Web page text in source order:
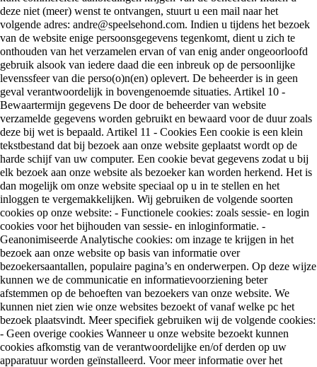
deze niet (meer) wenst te ontvangen, stuurt u een mail naar het
volgende adres: andre@speelsehond.com. Indien u tijdens het bezoek
van de website enige persoonsgegevens tegenkomt, dient u zich te
onthouden van het verzamelen ervan of van enig ander ongeoorloofd
gebruik alsook van iedere daad die een inbreuk op de persoonlijke
levenssfeer van die perso(o)n(en) oplevert. De beheerder is in geen
geval verantwoordelijk in bovengenoemde situaties. Artikel 10 -
Bewaartermijn gegevens De door de beheerder van website
verzamelde gegevens worden gebruikt en bewaard voor de duur zoals
deze bij wet is bepaald. Artikel 11 - Cookies Een cookie is een klein
tekstbestand dat bij bezoek aan onze website geplaatst wordt op de
harde schijf van uw computer. Een cookie bevat gegevens zodat u bij
elk bezoek aan onze website als bezoeker kan worden herkend. Het is
dan mogelijk om onze website speciaal op u in te stellen en het
inloggen te vergemakkelijken. Wij gebruiken de volgende soorten
cookies op onze website: - Functionele cookies: zoals sessie- en login
cookies voor het bijhouden van sessie- en inloginformatie. -
Geanonimiseerde Analytische cookies: om inzage te krijgen in het
bezoek aan onze website op basis van informatie over
bezoekersaantallen, populaire pagina’s en onderwerpen. Op deze wijze
kunnen we de communicatie en informatievoorziening beter
afstemmen op de behoeften van bezoekers van onze website. We
kunnen niet zien wie onze websites bezoekt of vanaf welke pc het
bezoek plaatsvindt. Meer specifiek gebruiken wij de volgende cookies:
- Geen overige cookies Wanneer u onze website bezoekt kunnen
cookies afkomstig van de verantwoordelijke en/of derden op uw
apparatuur worden geïnstalleerd. Voor meer informatie over het